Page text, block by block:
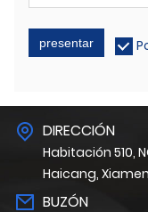
presentar
DIRECCIÓN
Habitación 510,
Haicang,
BUZÓN